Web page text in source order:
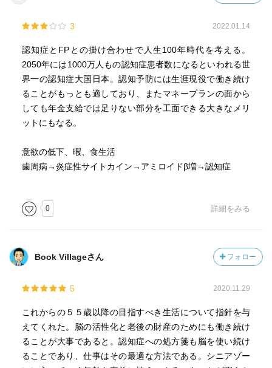
3 2022.01.14
認知症とFPとの掛け合わせで人生100年時代を考える。
2050年には1000万人もの認知症患者数になるといわれる世
界一の認知症大国日本。認知予防には生涯現役で働き続け
ることがもっとも適しており、またマネープランの面から
しても年金支給では足りない部分を工面できる大きなメリ
ットにもなる。
意欲の低下、暇、食生活
歯周病→炎症性サイトカイン→アミロイドβ増→認知症
0 詳細をみる
Book Villageさん フォロー
5 2020.11.29
これからの５５歳以降の目指すべき生活について指針を与
えてくれた。脳の活性化と老後の財産のためにも働き続け
ることが大事であると。認知症への処方箋も脳を使い続け
ることであり、仕事はその最適な方法である。シニアゾー